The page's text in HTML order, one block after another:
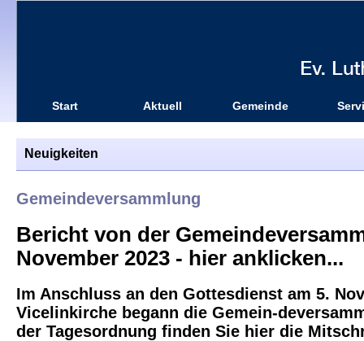
Start Aktuell Gemeinde
Neuigkeiten
Gemeindeversammlung
Bericht von der
November 2023 - hier anklicken...
Im Anschluss an den Gottesdienst am 5.
Vicelinkirche begann die Gemein-
der Tagesordnung finden Sie hier die